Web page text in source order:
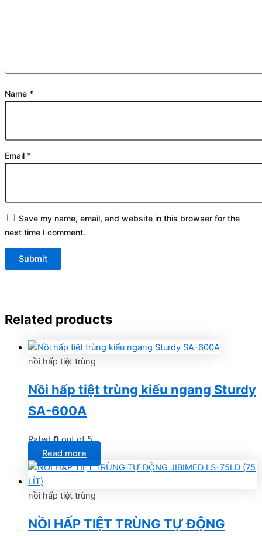
Name *
Email *
Save my name, email, and website in this browser for the
next time I comment.
Related products
nồi hấp tiệt trùng
Nồi hấp tiệt trùng kiểu ngang Sturdy
SA-600A
Rated0out of 5
Read more
nồi hấp tiệt trùng
NỒI HẤP TIỆT TRÙNG TỰ ĐỘNG